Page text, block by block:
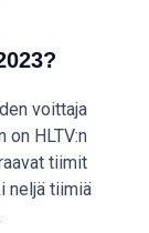
voittaja
on HLTV:n
tiimit
neljä tiimiä